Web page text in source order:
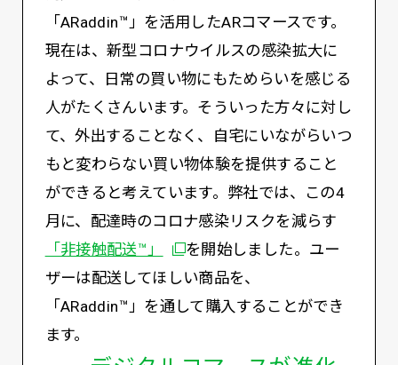
「ARaddin™️」を活用したARコマースです。
現在は、新型コロナウイルスの感染拡大に
よって、日常の買い物にもためらいを感じる
人がたくさんいます。そういった方々に対し
て、外出することなく、自宅にいながらいつ
もと変わらない買い物体験を提供すること
ができると考えています。弊社では、この4
月に、配達時のコロナ感染リスクを減らす
「非接触配送™️」
別ウィンドウで開く
を開始しました。ユー
ザーは配送してほしい商品を、
「ARaddin™️」を通して購入することができ
ます。